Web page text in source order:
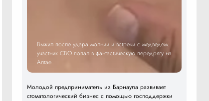
Выжил после удара молнии и встречи с медведем:
участник СВО попал в фантастическую передрягу на
Алтае
Молодой предприниматель из Барнаула развивает
стоматологический бизнес с помощью господдержки